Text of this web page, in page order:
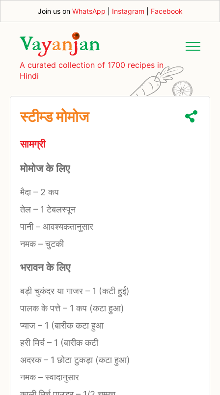
Join us on WhatsApp Instagram Facebook
A curated collection of 1700 recipes in
Hindi
स्टीम्ड मोमोज
सामग्री
मोमोज के लिए
मैदा– 2 कप
तेल – 1 टेबलस्पून
पानी– आवश्यकतानुसार
नमक–चुटकी
भरावन के लिए
बड़ी चुकंदर या गाजर – 1 (कटी हुई)
पालक के पत्ते– 1 कप (कटा हुआ)
प्याज – 1 (बारीक कटा हुआ
हरी मिर्च– 1 (बारीक कटी
अदरक– 1 छोटा टुकड़ा (कटा हुआ)
नमक–स्वादानुसार